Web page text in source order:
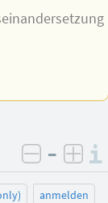
negativ
–
anmelden